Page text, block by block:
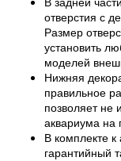
отверстия с
Размер
установить
моделей
Нижняя
правильное
позволяет не
аквариума на
В комплекте к
гарантийный